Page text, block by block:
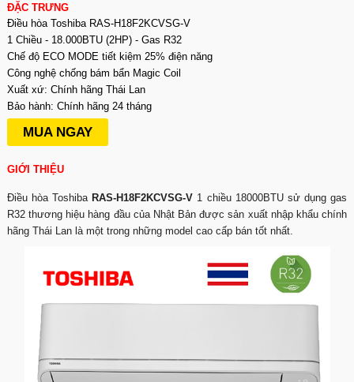
ĐẶC TRƯNG
Điều hòa Toshiba RAS-H18F2KCVSG-V
1 Chiều - 18.000BTU (2HP) - Gas R32
Chế độ ECO MODE tiết kiệm 25% điện năng
Công nghệ chống bám bẩn Magic Coil
Xuất xứ: Chính hãng Thái Lan
Bảo hành: Chính hãng 24 tháng
MUA NGAY
GIỚI THIỆU
Điều hòa Toshiba RAS-H18F2KCVSG-V 1 chiều 18000BTU sử dụng gas
R32 thương hiệu hàng đầu của Nhật Bản được sản xuất nhập khẩu chính
hãng Thái Lan là một trong những model cao cấp bán tốt nhất.